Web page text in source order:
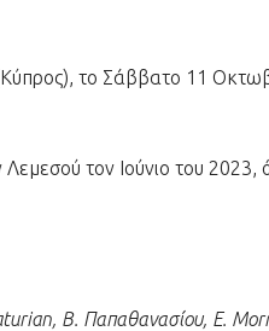
το Σάββατο 11
τον Ιούνιο του 2023,
Β. Παπαθανασίου, E.